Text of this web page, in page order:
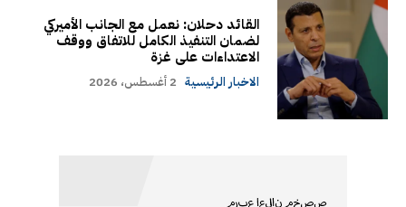
القائد دحلان: نعمل مع الجانب الأميركي
لضمان التنفيذ الكامل للاتفاق ووقف
الاعتداءات على غزة
الاخبار الرئيسية 2 أغسطس، 2026